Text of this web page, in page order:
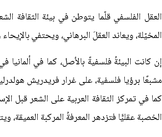
العقل الفلسفي قلّما يتوطن في بيئة الثقافة
المخيّلة، ويعاند العقلَ البرهاني، ويحتفي
إن كانت البيئةُ فلسفيةً بالأصل، كما في
كما في تمركز الثقافة العربية على الشعر قبل
الخصبة عقليًّا فتزدهر المعرفةُ المركبة العميقة،